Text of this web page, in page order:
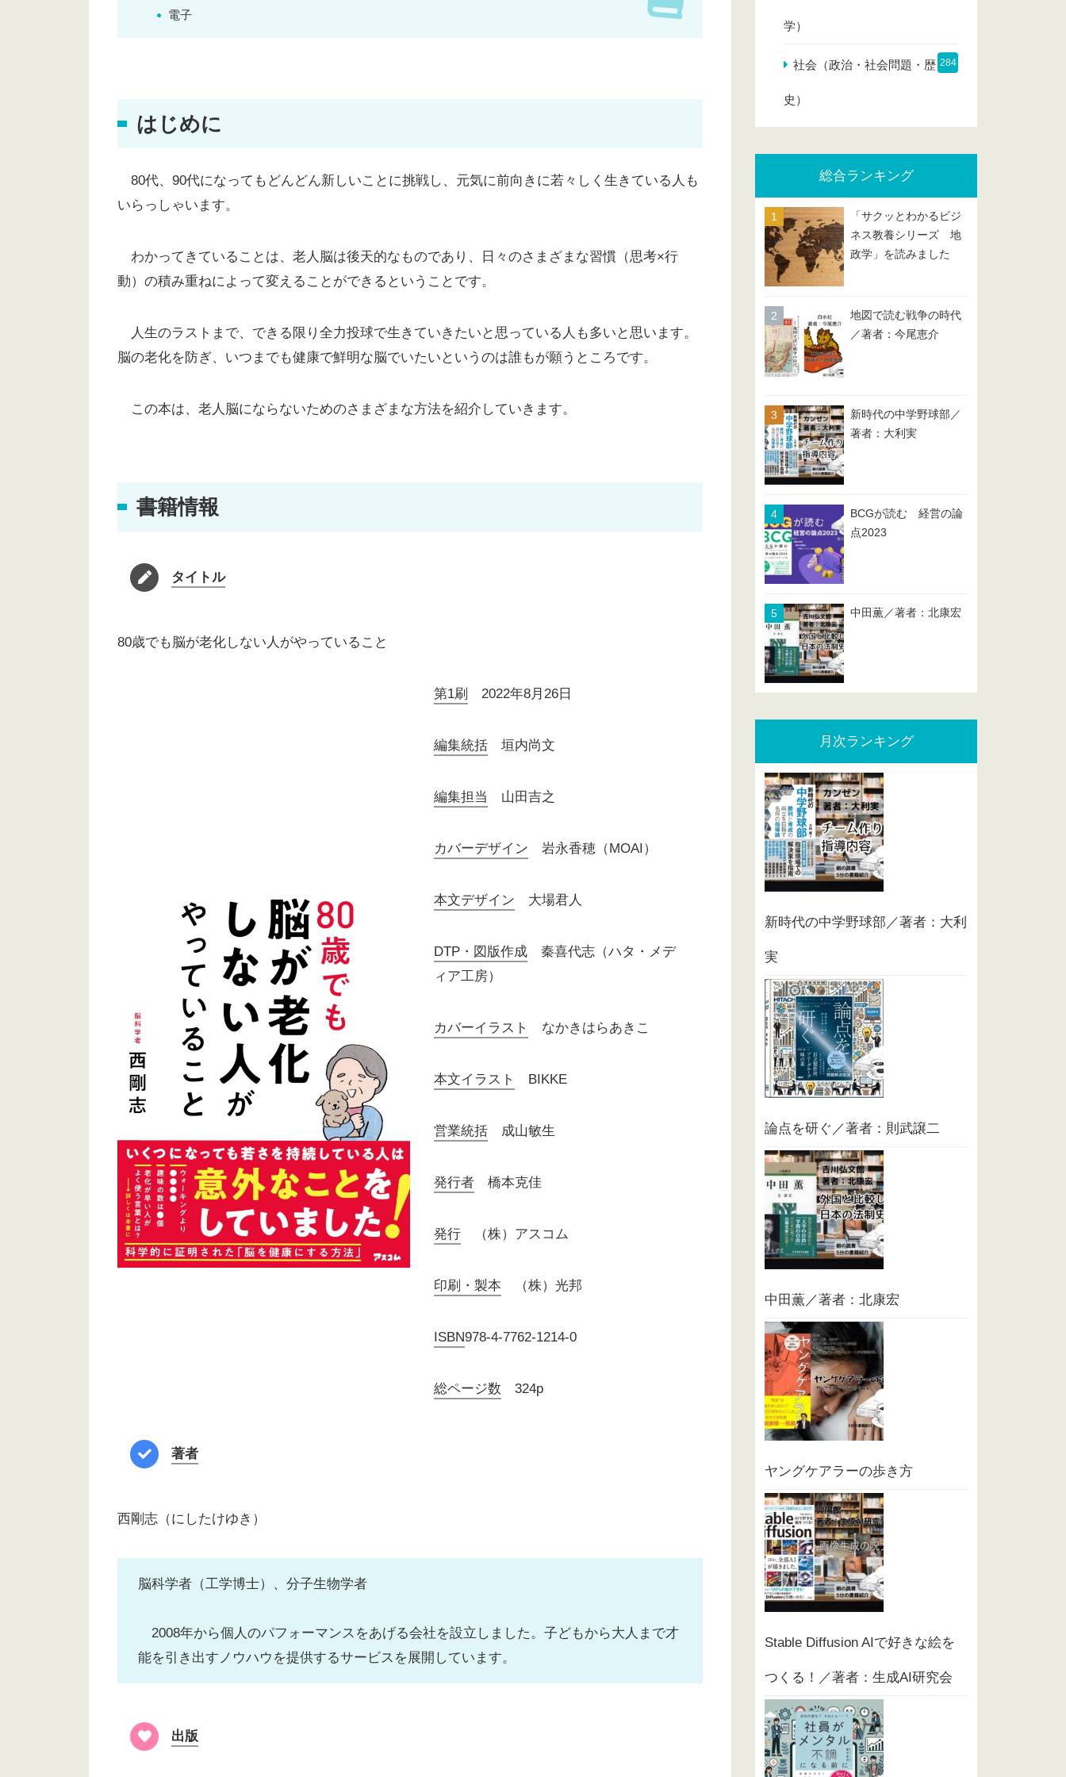
電子
はじめに
80代、90代になってもどんどん新しいことに挑戦し、元気に前向きに若々しく生きている人も
いらっしゃいます。
わかってきていることは、老人脳は後天的なものであり、日々のさまざまな習慣（思考×行
動）の積み重ねによって変えることができるということです。
人生のラストまで、できる限り全力投球で生きていきたいと思っている人も多いと思います。
脳の老化を防ぎ、いつまでも健康で鮮明な脳でいたいというのは誰もが願うところです。
この本は、老人脳にならないためのさまざまな方法を紹介していきます。
書籍情報
タイトル
80歳でも脳が老化しない人がやっていること
第1刷 2022年8月26日
編集統括垣内尚文
編集担当 山田吉之
カバーデザイン 岩永香穂（MOAI）
本文デザイン 大場君人
DTP・図版作成秦喜代志（ハタ・メデ
ィア工房）
カバーイラスト なかきはらあきこ
本文イラスト BIKKE
営業統括成山敏生
発行者橋本克佳
発行（株）アスコム
印刷・製本 （株）光邦
ISBN978-4-7762-1214-0
総ページ数 324p
著者
西剛志（にしたけゆき）
脳科学者（工学博士）、分子生物学者
2008年から個人のパフォーマンスをあげる会社を設立しました。子どもから大人まで才
能を引き出すノウハウを提供するサービスを展開しています。
出版
学）
社会（政治・社会問題・歴
史）
284
総合ランキング
「サクッとわかるビジ
ネス教養シリーズ 地
政学」を読みました
地図で読む戦争の時代
／著者：今尾恵介
新時代の中学野球部／
著者：大利実
BCGが読む 経営の論
点2023
中田薫／著者：北康宏
月次ランキング
新時代の中学野球部／著者：大利
実
論点を研ぐ／著者：則武譲二
中田薫／著者：北康宏
ヤングケアラーの歩き方
Stable Diffusion AIで好きな絵を
つくる！／著者：生成AI研究会